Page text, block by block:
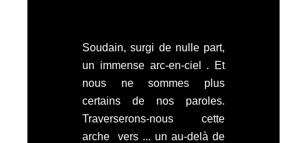
Soudain, surgi de nulle part,
un immense arc-en-ciel . Et
nous ne sommes plus
certains de nos paroles.
Traverserons-nous cette
arche vers ... un au-delà de